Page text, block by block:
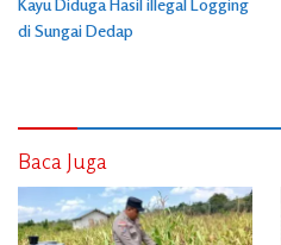
Kayu Diduga Hasil illegal Logging
di Sungai Dedap
Baca Juga